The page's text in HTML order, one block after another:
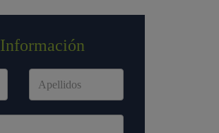
Información